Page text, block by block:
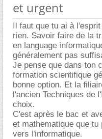
et urgent
Il faut que tu ai à
rien. Savoir faire de la
en language
généralement pas
Je pense que dans ton
formation scientifique
bonne option. Et la
l'ancien Techniques de
choix.
C'est après le bac et
et mathematique que
vers l'informatique.